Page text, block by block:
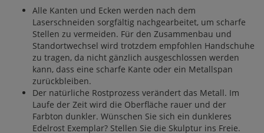
Alle Kanten und Ecken werden nach dem
Laserschneiden sorgfältig nachgearbeitet, um scharfe
Stellen zu vermeiden. Für den Zusammenbau und
Standortwechsel wird trotzdem empfohlen Handschuhe
zu tragen, da nicht gänzlich ausgeschlossen werden
kann, dass eine scharfe Kante oder ein Metallspan
zurückbleiben.
Der natürliche Rostprozess verändert das Metall. Im
Laufe der Zeit wird die Oberfläche rauer und der
Farbton dunkler. Wünschen Sie sich ein dunkleres
Edelrost Exemplar? Stellen Sie die Skulptur ins Freie.